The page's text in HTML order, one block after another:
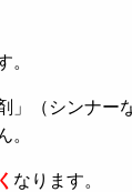
。
（シンナー
。
なります。